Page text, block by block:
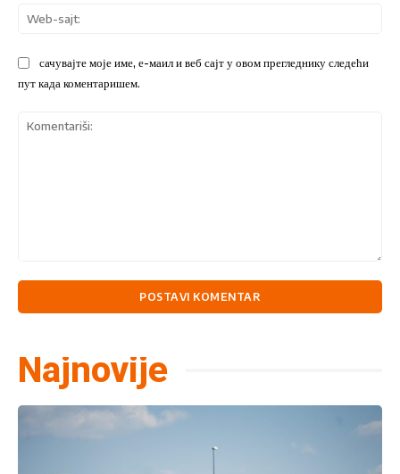
сачувајте моје име, е-маил и веб сајт у овом прегледнику следећи
пут када коментаришем.
Najnovije